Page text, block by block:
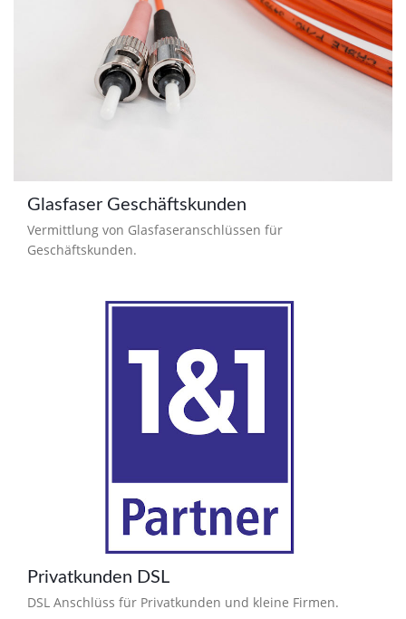
Glasfaser Geschäftskunden
Vermittlung von Glasfaseranschlüssen für
Geschäftskunden.
Privatkunden DSL
DSL Anschlüss für Privatkunden und kleine Firmen.